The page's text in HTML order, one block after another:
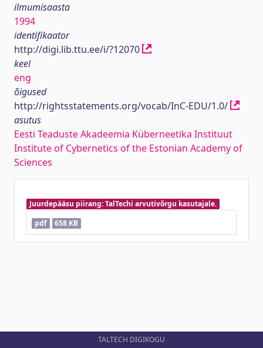
ilmumisaasta
1994
identifikaator
http://digi.lib.ttu.ee/i/?12070
keel
eng
õigused
http://rightsstatements.org/vocab/InC-EDU/1.0/
asutus
Eesti Teaduste Akadeemia Küberneetika Instituut
Institute of Cybernetics of the Estonian Academy of
Sciences
Juurdepääsu piirang: TalTechi arvutivõrgu kasutajale.
pdf
658 KB
TALTECH DIGIKOGU